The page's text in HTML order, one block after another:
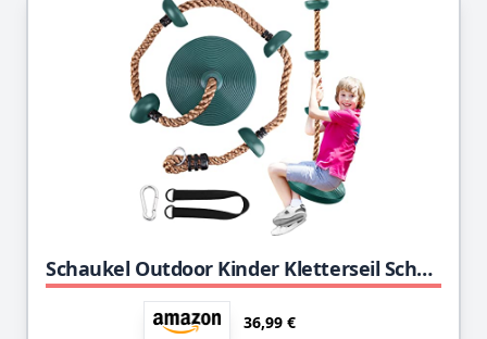
Schaukel Outdoor Kinder Kletterseil Schaukel mit Plattform, Schaukel Kletterseil für Kinder Baum Scheibe Schaukel Kletterseil Draussen Tellerschaukel für Garten, belastbar bis ca. 200kg
36,99 €